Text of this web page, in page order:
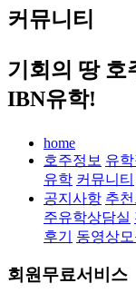
커뮤니티
기회의 땅 호
IBN유학!
home
호주정보 유
유학 커뮤니티
공지사항 추
주유학상담실
후기
동영상
회원무료서비스